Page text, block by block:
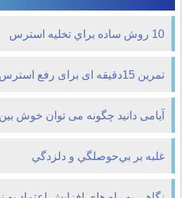
10 روش ساده براي تخليه استرس
تمرین 15دقیقه ای برای رفع استرس
آیامی دانید چگونه می توان خوش
غلبه بر بي‌حوصلگي و دلزدگي